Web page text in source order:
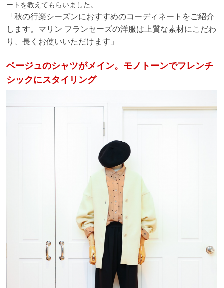
ートを教えてもらいました。
「秋の行楽シーズンにおすすめのコーディネートをご紹介
します。マリン フランセーズの洋服は上質な素材にこだわ
り、長くお使いいただけます」
ベージュのシャツがメイン。モノトーンでフレンチ
シックにスタイリング